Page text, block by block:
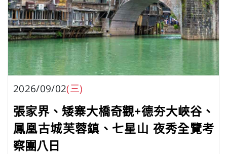
2026/09/02(三)
張家界、矮寨大橋奇觀+德夯大峽谷、
鳳凰古城芙蓉鎮、七星山 夜秀全覽考
察團八日